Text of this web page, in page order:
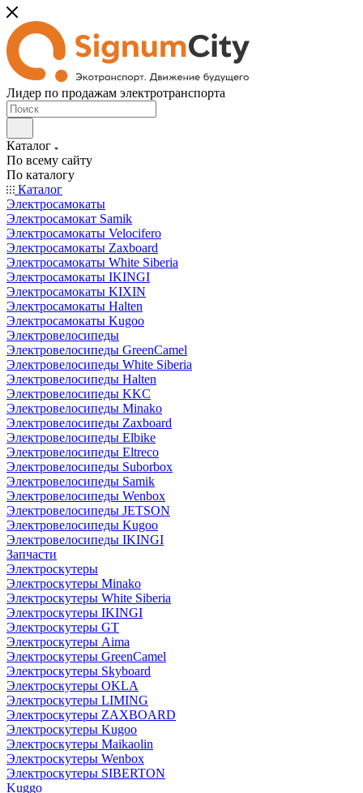
Лидер по продажам электротранспорта
Каталог
По всему сайту
По каталогу
Каталог
Электросамокаты
Электросамокат Samik
Электросамокаты Velocifero
Электросамокаты Zaxboard
Электросамокаты White Siberia
Электросамокаты IKINGI
Электросамокаты KIXIN
Электросамокаты Halten
Электросамокаты Kugoo
Электровелосипеды
Электровелосипеды GreenCamel
Электровелосипеды White Siberia
Электровелосипеды Halten
Электровелосипеды KKC
Электровелосипеды Minako
Электровелосипеды Zaxboard
Электровелосипеды Elbike
Электровелосипеды Eltreco
Электровелосипеды Suborbox
Электровелосипеды Samik
Электровелосипеды Wenbox
Электровелосипеды JETSON
Электровелосипеды Kugoo
Электровелосипеды IKINGI
Запчасти
Электроскутеры
Электроскутеры Minako
Электроскутеры White Siberia
Электроскутеры IKINGI
Электроскутеры GT
Электроскутеры Aima
Электроскутеры GreenCamel
Электроскутеры Skyboard
Электроскутеры OKLA
Электроскутеры LIMING
Электроскутеры ZAXBOARD
Электроскутеры Kugoo
Электроскутеры Maikaolin
Электроскутеры Wenbox
Электроскутеры SIBERTON
Kuggo